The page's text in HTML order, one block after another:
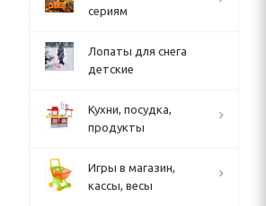
сериям
Лопаты для снега
детские
Кухни, посудка,
продукты
Игры в магазин,
кассы, весы